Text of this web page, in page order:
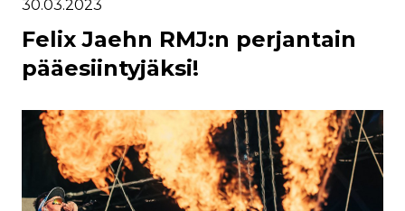
30.03.2023
Felix Jaehn RMJ:n perjantain
pääesiintyjäksi!